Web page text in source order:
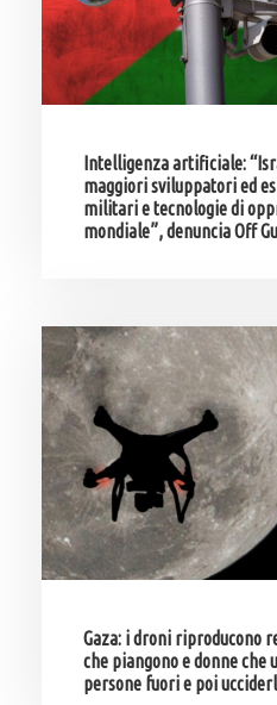
Intelligenza artificiale:
maggiori sviluppatori ed
militari e tecnologie di
mondiale”, denuncia Off
Gaza: i droni riproducono
che piangono e donne
persone fuori e poi